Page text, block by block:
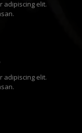
adipiscing elit.
adipiscing elit.